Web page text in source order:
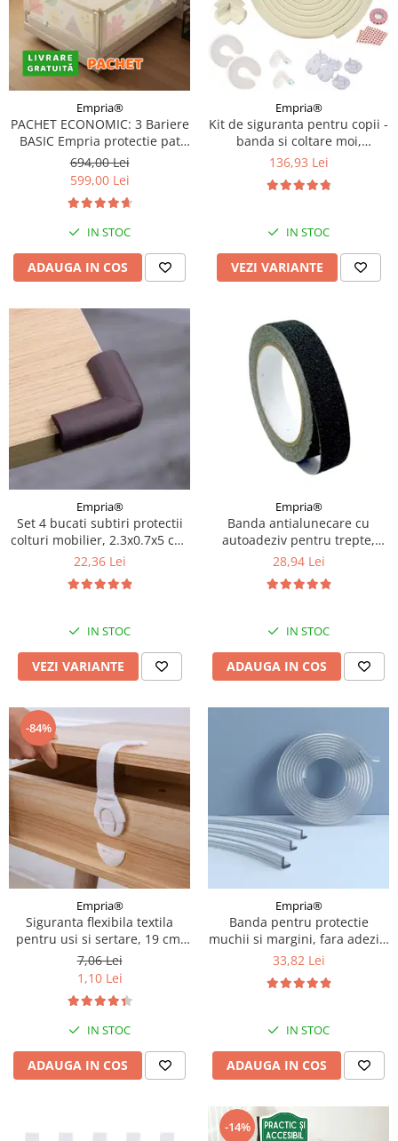
Empria®
PACHET ECONOMIC: 3 Bariere
BASIC Empria protectie pat
180X200 cm + bara
stabilizatoare
694,00 Lei
599,00 Lei
IN STOC
ADAUGA IN COS
Empria®
Kit de siguranta pentru copii -
banda si coltare moi,
opritoare usa, sigurante
136,93 Lei
IN STOC
VEZI VARIANTE
Empria®
Set 4 bucati subtiri protectii
colturi mobilier, 2.3x0.7x5 cm,
Diverse culori
22,36 Lei
IN STOC
VEZI VARIANTE
Empria®
Banda antialunecare cu
autoadeziv pentru trepte,
rezistenta la apa, PVC, Diverse
28,94 Lei
IN STOC
ADAUGA IN COS
-84%
Empria®
Siguranta flexibila textila
pentru usi si sertare, 19 cm,
Alb, model Economic
7,06 Lei
1,10 Lei
IN STOC
ADAUGA IN COS
Empria®
Banda pentru protectie
muchii si margini, fara adeziv,
Empria, din silicon
33,82 Lei
IN STOC
ADAUGA IN COS
-14%